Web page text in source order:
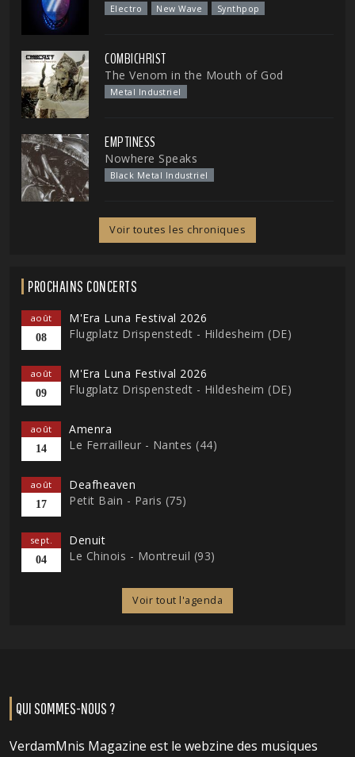
Electro New Wave Synthpop
COMBICHRIST
The Venom in the Mouth of God
Metal Industriel
EMPTINESS
Nowhere Speaks
Black Metal Industriel
Voir toutes les chroniques
PROCHAINS CONCERTS
août
08
M'Era Luna Festival 2026
Flugplatz Drispenstedt - Hildesheim (DE)
août
09
M'Era Luna Festival 2026
Flugplatz Drispenstedt - Hildesheim (DE)
août
14
Amenra
Le Ferrailleur - Nantes (44)
août
17
Deafheaven
Petit Bain - Paris (75)
sept.
04
Denuit
Le Chinois - Montreuil (93)
Voir tout l'agenda
QUI SOMMES-NOUS ?
VerdamMnis Magazine est le webzine des musiques